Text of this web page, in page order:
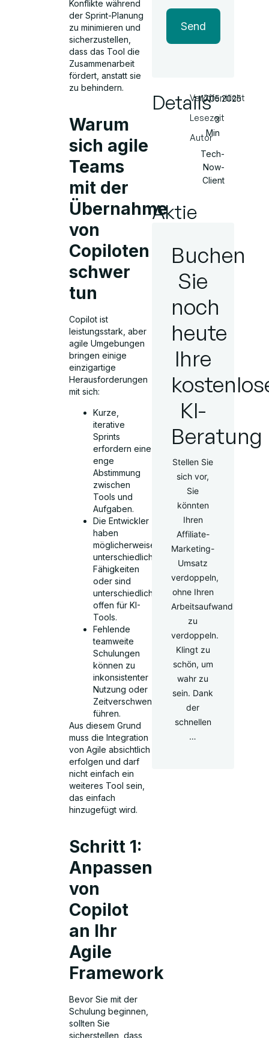
Konflikte während
der Sprint-Planung
zu minimieren und
sicherzustellen,
dass das Tool die
Zusammenarbeit
fördert, anstatt sie
zu behindern.
Warum
sich agile
Teams
mit der
Übernahme
von
Copiloten
schwer
tun
Copilot ist
leistungsstark, aber
agile Umgebungen
bringen einige
einzigartige
Herausforderungen
mit sich:
Kurze,
iterative
Sprints
erfordern eine
enge
Abstimmung
zwischen
Tools und
Aufgaben.
Die Entwickler
haben
möglicherweise
unterschiedliche
Fähigkeiten
oder sind
unterschiedlich
offen für KI-
Tools.
Fehlende
teamweite
Schulungen
können zu
inkonsistenter
Nutzung oder
Zeitverschwendung
führen.
Aus diesem Grund
muss die Integration
von Agile absichtlich
erfolgen und darf
nicht einfach ein
weiteres Tool sein,
das einfach
hinzugefügt wird.
Schritt 1:
Anpassen
von
Copilot
an Ihr
Agile
Framework
Bevor Sie mit der
Schulung beginnen,
sollten Sie
sicherstellen, dass
Send
DetailsVeröffentlicht
Lesezeit
Autor
17.05.2025
3
Min
Tech-
Now-
Client
Aktie
Buchen
Sie
noch
heute
Ihre
KI-
Beratung
Stellen Sie
sich vor,
Sie
könnten
Ihren
Affiliate-
Marketing-
Umsatz
verdoppeln,
ohne Ihren
Arbeitsaufwand
zu
verdoppeln.
Klingt zu
schön, um
wahr zu
sein. Dank
der
schnellen
…